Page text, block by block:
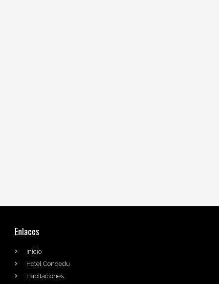
Enlaces
Inicio
Hotel Condedu
Habitaciones